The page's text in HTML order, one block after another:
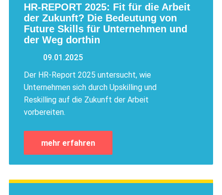
HR-REPORT 2025: Fit für die Arbeit
der Zukunft? Die Bedeutung von
Future Skills für Unternehmen und
der Weg dorthin
09.01.2025
Der HR-Report 2025 untersucht, wie
Unternehmen sich durch Upskilling und
Reskilling auf die Zukunft der Arbeit
vorbereiten.
mehr erfahren